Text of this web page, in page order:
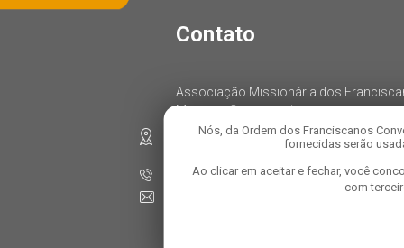
Nós, da Ordem dos Franciscanos
fornecidas serão
Ao clicar em aceitar e fechar, você
com
Contato
Associação Missionária dos
Menores Conventuais
Rua: Oratório, 1458, Parque das
Telefone: 11 4472-8100